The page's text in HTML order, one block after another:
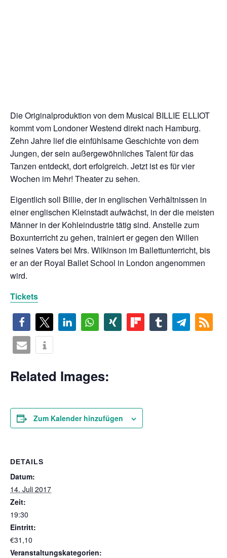
Die Originalproduktion von dem Musical BILLIE ELLIOT
kommt vom Londoner Westend direkt nach Hamburg.
Zehn Jahre lief die einfühlsame Geschichte von dem
Jungen, der sein außergewöhnliches Talent für das
Tanzen entdeckt, dort erfolgreich. Jetzt ist es für vier
Wochen im Mehr! Theater zu sehen.
Eigentlich soll Billie, der in englischen Verhältnissen in
einer englischen Kleinstadt aufwächst, in der die meisten
Männer in der Kohleindustrie tätig sind. Anstelle zum
Boxunterricht zu gehen, trainiert er gegen den Willen
seines Vaters bei Mrs. Wilkinson im Ballettunterricht, bis
er an der Royal Ballet School in London angenommen
wird.
Tickets
Related Images:
Zum Kalender hinzufügen
DETAILS
Datum:
14. Juli 2017
Zeit:
19:30
Eintritt:
€31,10
Veranstaltungskategorien: